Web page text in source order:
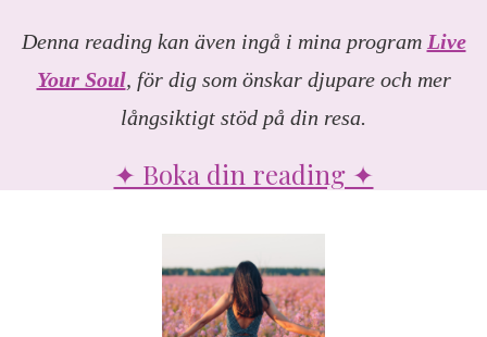
Denna reading kan även ingå i mina program Live
Your Soul, för dig som önskar djupare och mer
långsiktigt stöd på din resa.
✦ Boka din reading ✦